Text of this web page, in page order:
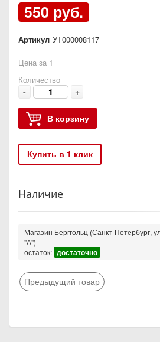
550 руб.
Артикул УТ000008117
Цена за 1
Количество
- +
В корзину
Купить в 1 клик
Наличие
Магазин Берггольц (Санкт-Петербург,
"А")
остаток: достаточно
Предыдущий товар